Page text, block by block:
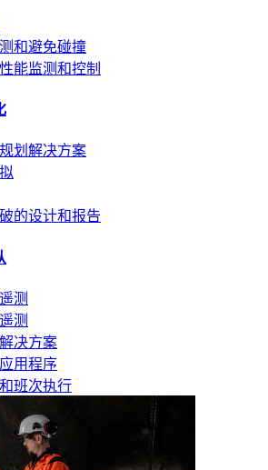
和避免碰撞
能监测和控制
划解决方案
的设计和报告
测
测
决方案
用程序
班次执行